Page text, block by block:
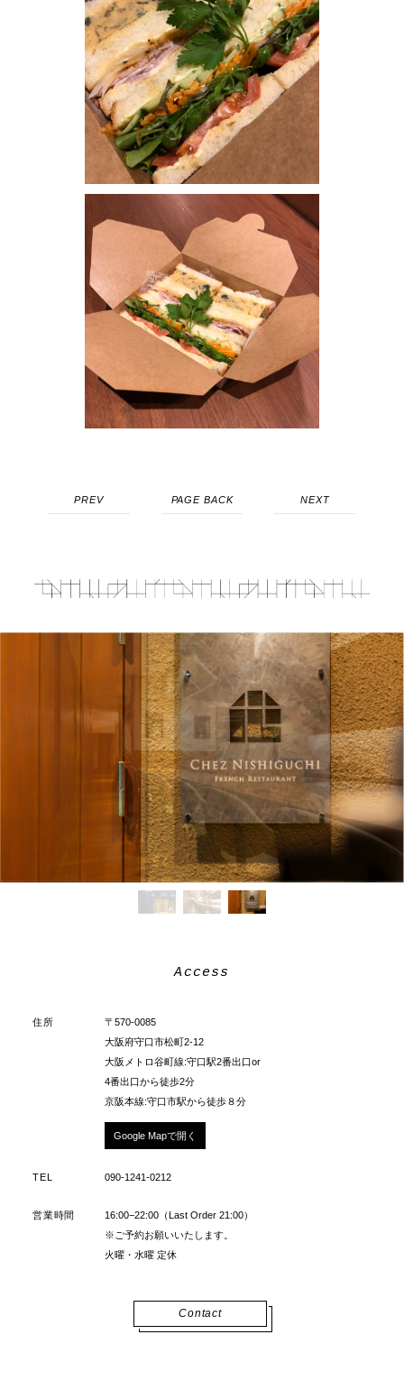
PREV PAGE BACK NEXT
Access
住所
〒570-0085
大阪府守口市松町2-12
大阪メトロ谷町線:守口駅2番出口or
4番出口から徒歩2分
京阪本線:守口市駅から徒歩８分
Google Mapで開く
TEL 090-1241-0212
営業時間
16:00−22:00（Last Order 21:00）
※ご予約お願いいたします。
火曜・水曜 定休
Contact